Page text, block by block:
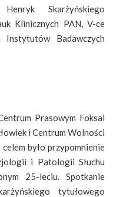
Skarżyńskiego
Klinicznych PAN, V-ce
Instytutów Badawczych
Prasowym Foksal
i Centrum Wolności
było przypomnienie
i Patologii Słuchu
25-leciu. Spotkanie
tytułowego